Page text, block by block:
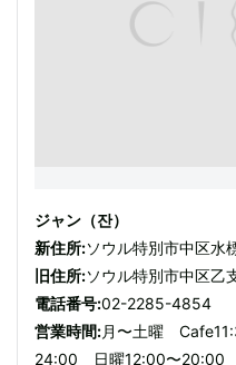
ジャン（잔）
新住所:ソウル特別市中区水
旧住所:ソウル特別市中区乙
電話番号:02-2285-4854
営業時間:月〜土曜
24:00 日曜12:00〜20:00